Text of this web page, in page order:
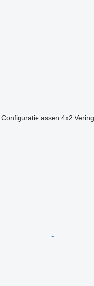
Configuratie assen 4x2 Vering